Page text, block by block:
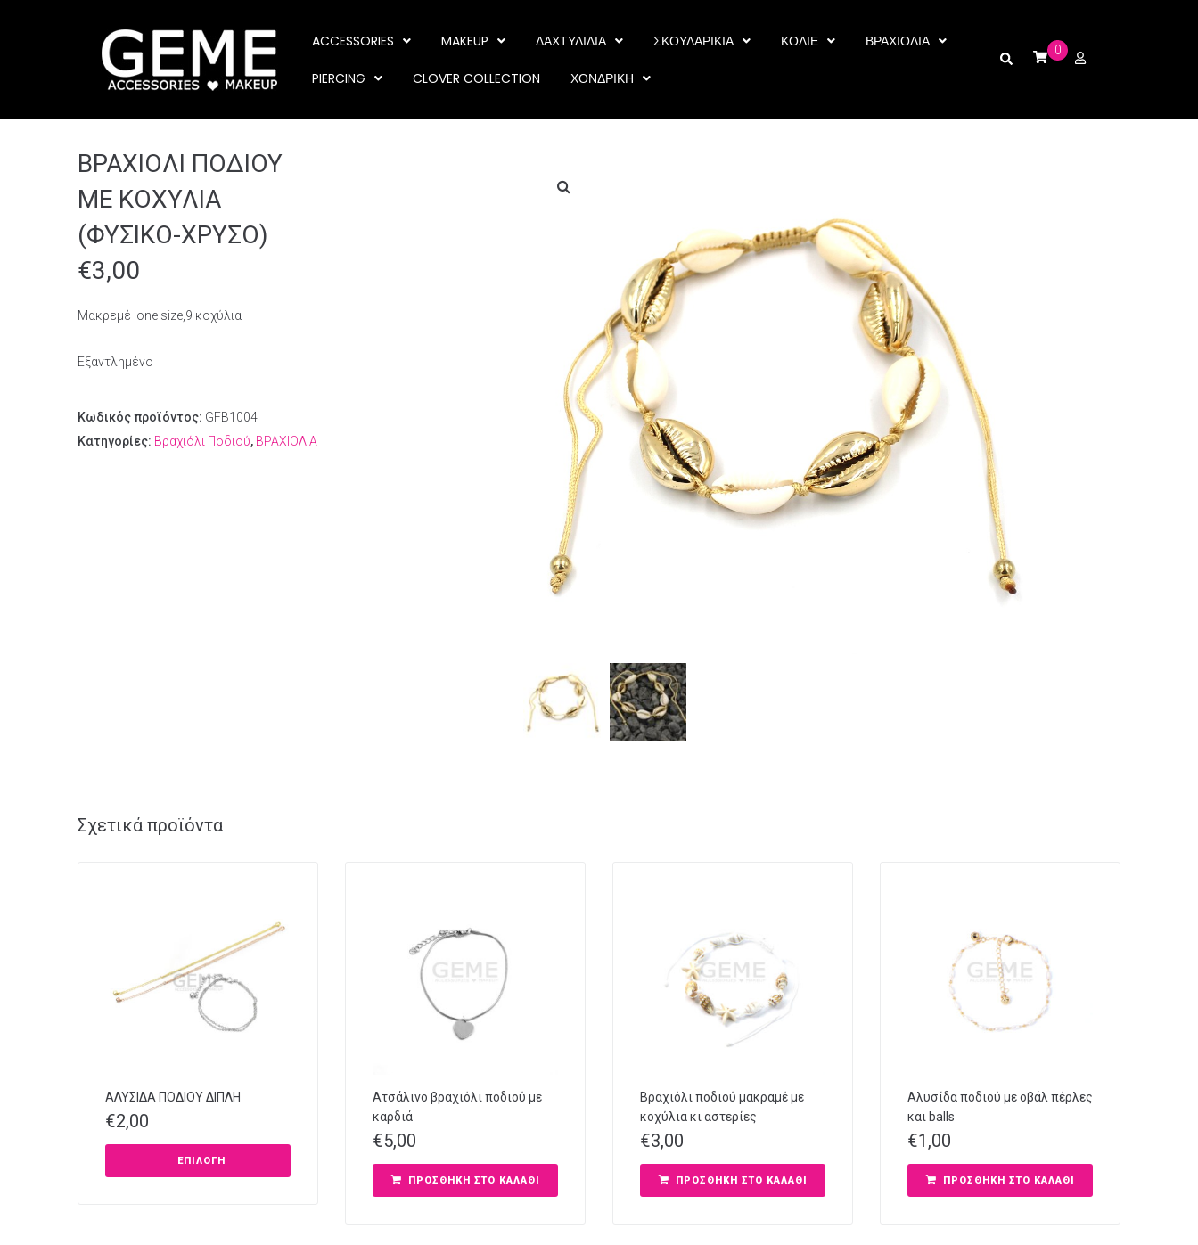
ACCESSORIES MAKEUP ΔΑΧΤΥΛΙΔΙΑ ΣΚΟΥΛΑΡΙΚΙΑ ΚΟΛΙΕ ΒΡΑΧΙΟΛΙΑ
PIERCING CLOVER COLLECTION ΧΟΝΔΡΙΚΗ
0
ΒΡΑΧΙΟΛΙ ΠΟΔΙΟΥ
ΜΕ ΚΟΧΥΛΙΑ
(ΦΥΣΙΚΟ-ΧΡΥΣΟ)
€3,00
Μακρεμέ one size,9 κοχύλια
Εξαντλημένο
Κωδικός προϊόντος: GFB1004
Κατηγορίες: Βραχιόλι Ποδιού, ΒΡΑΧΙΟΛΙΑ
Σχετικά προϊόντα
ΑΛΥΣΙΔΑ ΠΟΔΙΟΥ ΔΙΠΛΗ
€2,00
ΕΠΙΛΟΓΉ
Ατσάλινο βραχιόλι ποδιού με
καρδιά
€5,00
ΠΡΟΣΘΉΚΗ ΣΤΟ ΚΑΛΆΘΙ
Βραχιόλι ποδιού μακραμέ με
κοχύλια κι αστερίες
€3,00
ΠΡΟΣΘΉΚΗ ΣΤΟ ΚΑΛΆΘΙ
Αλυσίδα ποδιού με οβάλ πέρλες
και balls
€1,00
ΠΡΟΣΘΉΚΗ ΣΤΟ ΚΑΛΆΘΙ